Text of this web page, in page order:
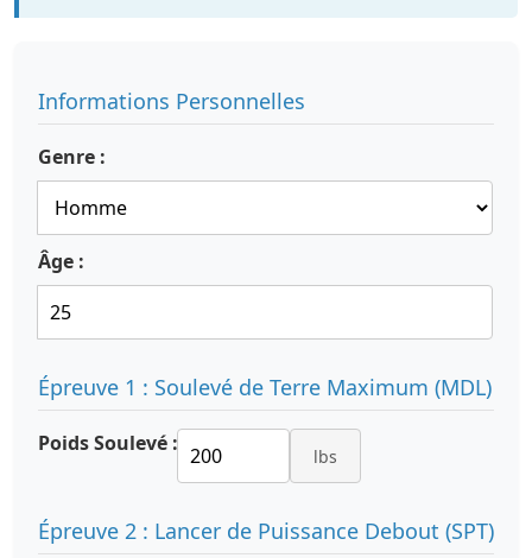
Informations Personnelles
Genre :
Âge :
Épreuve 1 : Soulevé de Terre Maximum (MDL)
Poids Soulevé : lbs
Épreuve 2 : Lancer de Puissance Debout (SPT)